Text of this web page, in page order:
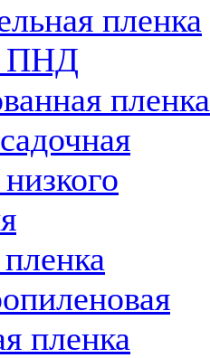
пленка
ПНД
пленка
пленка